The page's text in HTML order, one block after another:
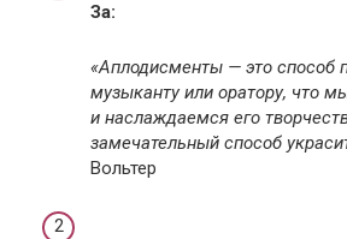
За:
«Аплодисменты — это способ
музыканту или оратору, что
и наслаждаемся его
замечательный способ
Вольтер